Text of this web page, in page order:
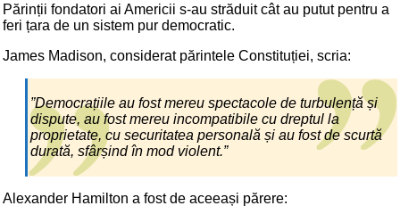
Părinții fondatori ai Americii s-au străduit cât au putut pentru a
feri țara de un sistem pur democratic.
James Madison, considerat părintele Constituției, scria:
”Democrațiile au fost mereu spectacole de turbulență și
dispute, au fost mereu incompatibile cu dreptul la
proprietate, cu securitatea personală și au fost de scurtă
durată, sfârșind în mod violent.”
Alexander Hamilton a fost de aceeași părere: